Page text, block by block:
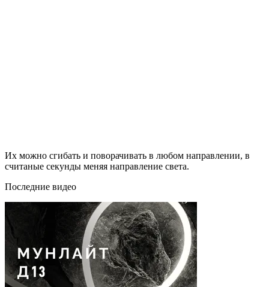
Их можно сгибать и поворачивать в любом направлении, в
считаные секунды меняя направление света.
Последние видео